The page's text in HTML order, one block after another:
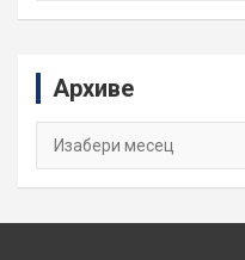
Архиве
Архиве